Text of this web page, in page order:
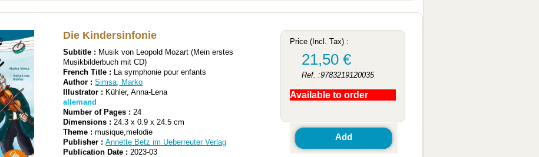
Die Kindersinfonie
Subtitle : Musik von Leopold Mozart (Mein erstes
Musikbilderbuch mit CD)
French Title : La symphonie pour enfants
Author :Simsa, Marko
Illustrator : Kühler, Anna-Lena
allemand
Number of Pages : 24
Dimensions : 24.3 x 0.9 x 24.5 cm
Theme : musique,melodie
Publisher :Annette Betz im Ueberreuter Verlag
Publication Date : 2023-03
Price (Incl. Tax) :
21,50 €
Ref. :9783219120035
Available to order
Add